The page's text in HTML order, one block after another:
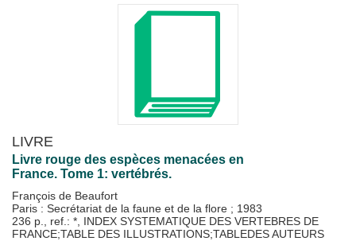
LIVRE
Livre rouge des espèces menacées en
France. Tome 1: vertébrés.
François de Beaufort
Paris : Secrétariat de la faune et de la flore ; 1983
236 p., ref.: *, INDEX SYSTEMATIQUE DES VERTEBRES DE
FRANCE;TABLE DES ILLUSTRATIONS;TABLEDES AUTEURS